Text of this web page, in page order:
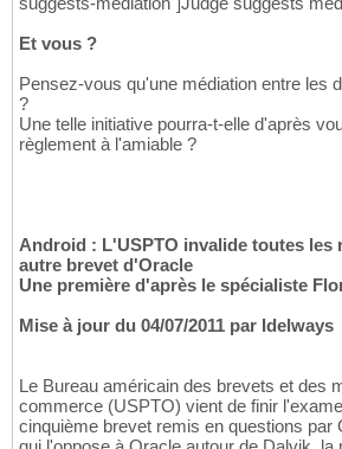
Et vous ?
Pensez-vous qu'une médiation entre les
?
Une telle initiative pourra-t-elle d'après
règlement à l'amiable ?
Android : L'USPTO invalide toutes les
autre brevet d'Oracle
Une première d'après le spécialiste
Mise à jour du 04/07/2011 par Idelways
Le Bureau américain des brevets et des
commerce (USPTO) vient de finir
cinquième brevet remis en questions par